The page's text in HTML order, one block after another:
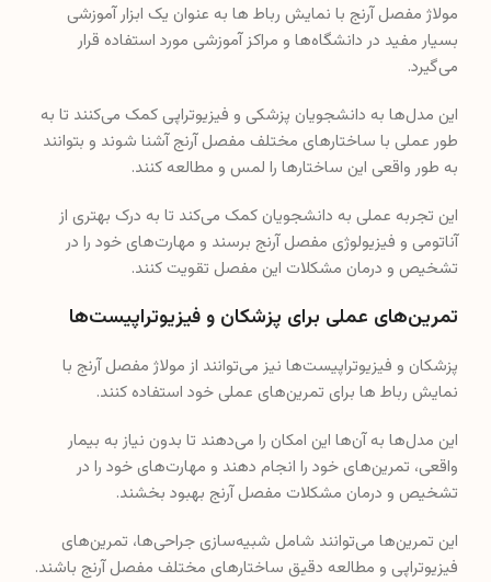
مولاژ مفصل آرنج با نمایش رباط ها به عنوان یک ابزار آموزشی
بسیار مفید در دانشگاه‌ها و مراکز آموزشی مورد استفاده قرار
می‌گیرد.
این مدل‌ها به دانشجویان پزشکی و فیزیوتراپی کمک می‌کنند تا به
طور عملی با ساختارهای مختلف مفصل آرنج آشنا شوند و بتوانند
به طور واقعی این ساختارها را لمس و مطالعه کنند.
این تجربه عملی به دانشجویان کمک می‌کند تا به درک بهتری از
آناتومی و فیزیولوژی مفصل آرنج برسند و مهارت‌های خود را در
تشخیص و درمان مشکلات این مفصل تقویت کنند.
تمرین‌های عملی برای پزشکان و فیزیوتراپیست‌ها
پزشکان و فیزیوتراپیست‌ها نیز می‌توانند از مولاژ مفصل آرنج با
نمایش رباط ها برای تمرین‌های عملی خود استفاده کنند.
این مدل‌ها به آن‌ها این امکان را می‌دهند تا بدون نیاز به بیمار
واقعی، تمرین‌های خود را انجام دهند و مهارت‌های خود را در
تشخیص و درمان مشکلات مفصل آرنج بهبود بخشند.
این تمرین‌ها می‌توانند شامل شبیه‌سازی جراحی‌ها، تمرین‌های
فیزیوتراپی و مطالعه دقیق ساختارهای مختلف مفصل آرنج باشند.